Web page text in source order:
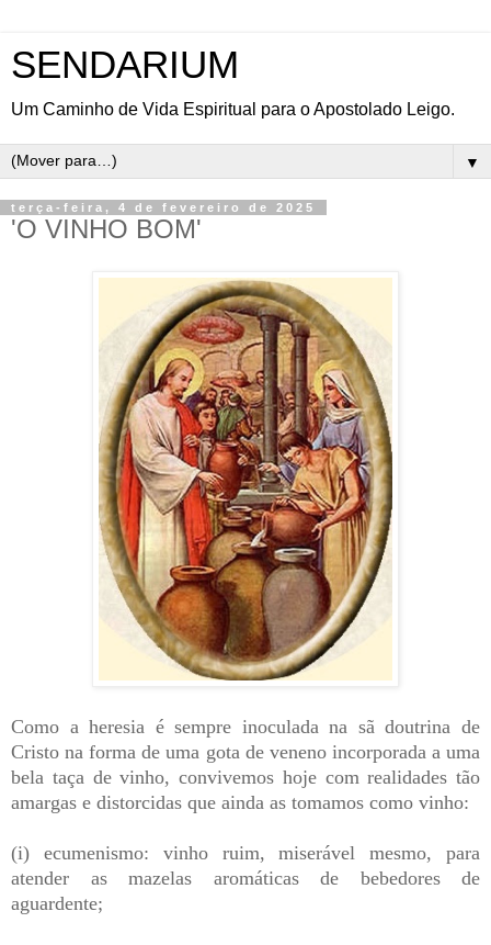
SENDARIUM
Um Caminho de Vida Espiritual para o Apostolado Leigo.
▼
terça-feira, 4 de fevereiro de 2025
'O VINHO BOM'
Como a heresia é sempre inoculada na sã doutrina de
Cristo na forma de uma gota de veneno incorporada a uma
bela taça de vinho, convivemos hoje com realidades tão
amargas e distorcidas que ainda as tomamos como vinho:
(i) ecumenismo: vinho ruim, miserável mesmo, para
atender as mazelas aromáticas de bebedores de
aguardente;